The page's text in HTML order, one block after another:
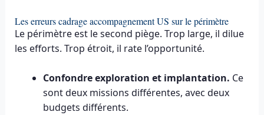
Les erreurs cadrage accompagnement US sur le périmètre
Le périmètre est le second piège. Trop large, il dilue
les efforts. Trop étroit, il rate l’opportunité.
Confondre exploration et implantation. Ce
sont deux missions différentes, avec deux
budgets différents.